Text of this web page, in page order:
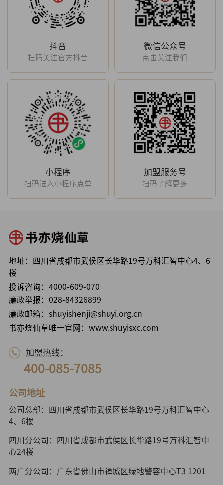
抖音
扫码关注官方抖音
微信公众号
点击关注我们
小程序
扫码进入小程序点单
加盟服务号
扫码了解更多
地址：四川省成都市武侯区长华路19号万科汇智中心4、6
楼
投诉咨询： 4000-609-070
廉政举报： 028-84326899
廉政邮箱：shuyishenji@shuyi.org.cn
书亦烧仙草唯一官网：www.shuyisxc.com
加盟热线：
400-085-7085
公司地址
公司总部：四川省成都市武侯区长华路19号万科汇智中心
4、6楼
四川分公司：四川省成都市武侯区长华路19号万科汇智中
心24楼
两广分公司：广东省佛山市禅城区绿地警容中心T3 1201